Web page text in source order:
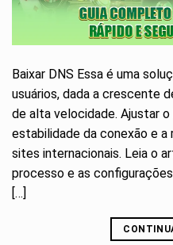
Baixar DNS Essa é uma
usuários, dada a crescente
de alta velocidade. Ajustar o
estabilidade da conexão e a
sites internacionais. Leia o
processo e as
[…]